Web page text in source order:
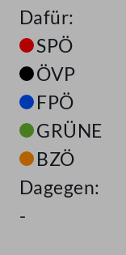
Dafür:
SPÖ
ÖVP
FPÖ
GRÜNE
BZÖ
Dagegen:
-